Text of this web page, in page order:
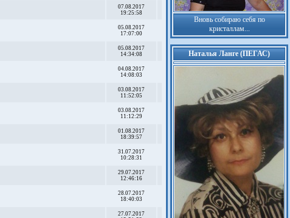
07.08.2017
19:25:58
05.08.2017
17:07:00
05.08.2017
14:34:08
04.08.2017
14:08:03
03.08.2017
11:52:05
03.08.2017
11:12:29
01.08.2017
18:39:57
31.07.2017
10:28:31
29.07.2017
12:46:16
28.07.2017
18:40:03
27.07.2017
Вновь собираю себя по
кристаллам...
Наталья Ланге (ПЕГАС)